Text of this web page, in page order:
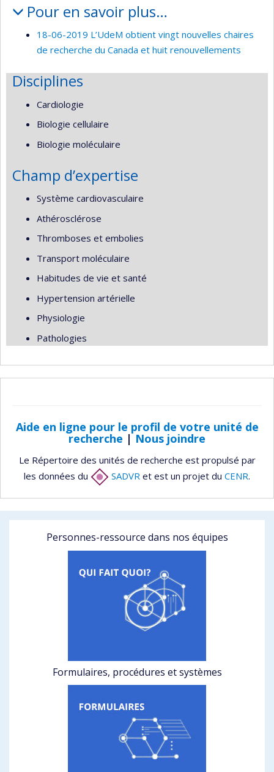
Pour en savoir plus…
18-06-2019 L’UdeM obtient vingt nouvelles chaires
de recherche du Canada et huit renouvellements
Disciplines
Cardiologie
Biologie cellulaire
Biologie moléculaire
Champ d’expertise
Système cardiovasculaire
Athérosclérose
Thromboses et embolies
Transport moléculaire
Habitudes de vie et santé
Hypertension artérielle
Physiologie
Pathologies
Aide en ligne pour le profil de votre unité de
recherche | Nous joindre
Le Répertoire des unités de recherche est propulsé par
les données du
SADVR et est un projet du CENR.
Personnes-ressource dans nos équipes
Formulaires, procédures et systèmes